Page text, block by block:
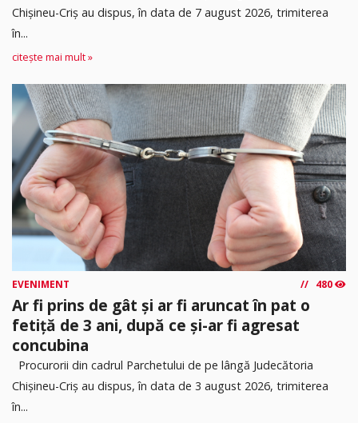
Chișineu-Criș au dispus, în data de 7 august 2026, trimiterea
în...
citește mai mult »
EVENIMENT 480
Ar fi prins de gât și ar fi aruncat în pat o
fetiță de 3 ani, după ce și-ar fi agresat
concubina
Procurorii din cadrul Parchetului de pe lângă Judecătoria
Chișineu-Criș au dispus, în data de 3 august 2026, trimiterea
în...